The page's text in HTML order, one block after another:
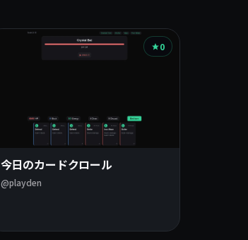
0
今日のカードクロール
@playden